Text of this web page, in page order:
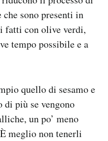
sono presenti in
fatti con olive verdi,
tempo possibile e a
quello di sesamo e
più se vengono
un po’ meno
meglio non tenerli